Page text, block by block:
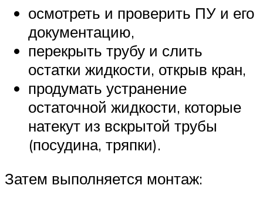
осмотреть и проверить ПУ и его
документацию,
перекрыть трубу и слить
остатки жидкости, открыв кран,
продумать устранение
остаточной жидкости, которые
натекут из вскрытой трубы
(посудина, тряпки).
Затем выполняется монтаж: